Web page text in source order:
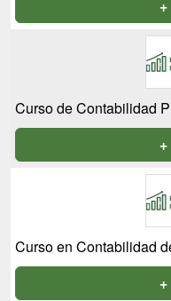
Curso de Contabilidad
Curso en Contabilidad